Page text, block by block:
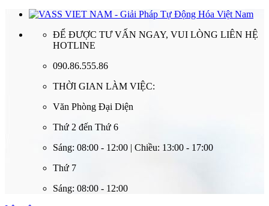
ĐỂ ĐƯỢC TƯ VẤN NGAY, VUI LÒNG LIÊN HỆ
HOTLINE
090.86.555.86
THỜI GIAN LÀM VIỆC:
Văn Phòng Đại Diện
Thứ 2 đến Thứ 6
Sáng: 08:00 - 12:00 | Chiều: 13:00 - 17:00
Thứ 7
Sáng: 08:00 - 12:00